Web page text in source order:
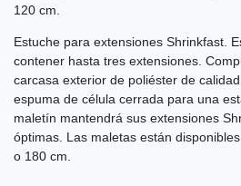
120 cm.
Estuche para extensiones Shrinkfast.
contener hasta tres extensiones.
carcasa exterior de poliéster de
espuma de célula cerrada para una
maletín mantendrá sus extensiones
óptimas. Las maletas están
o 180 cm.